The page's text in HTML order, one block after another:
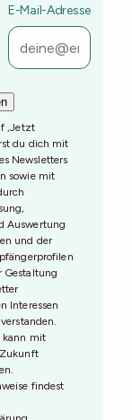
E-Mail-Adresse
‚Jetzt
du dich mit
Newsletters
sowie mit
Auswertung
und der
Gestaltung
Interessen
kann mit
findest